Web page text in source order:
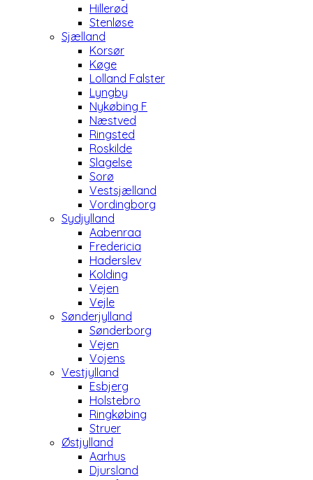
Hillerød
Stenløse
Sjælland
Korsør
Køge
Lolland Falster
Lyngby
Nykøbing F
Næstved
Ringsted
Roskilde
Slagelse
Sorø
Vestsjælland
Vordingborg
Sydjylland
Aabenraa
Fredericia
Haderslev
Kolding
Vejen
Vejle
Sønderjylland
Sønderborg
Vejen
Vojens
Vestjylland
Esbjerg
Holstebro
Ringkøbing
Struer
Østjylland
Aarhus
Djursland